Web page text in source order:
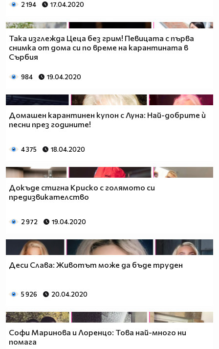
2 194 17.04.2020
Така изглежда Цеца без грим! Певицата с първа
снимка от дома си по време на карантината в
Сърбия
984 19.04.2020
Домашен карантинен купон с Луна: Най-добрите ѝ
песни през годините!
4 375 18.04.2020
Докъде стигна Криско с голямото си
предизвикателство
2 972 19.04.2020
Деси Слава: Животът може да бъде труден
5 926 20.04.2020
Софи Маринова и Лоренцо: Това най-много ни
помага